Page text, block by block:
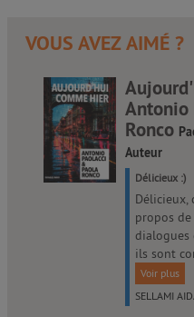
VOUS AVEZ AIMÉ ?
Antonio
Ronco
Auteur
Délicieux :)
Délicieux,
propos de
dialogues
ils sont
Voir plus
SELLAMI